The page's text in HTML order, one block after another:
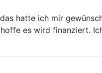
hatte ich mir
es wird finanziert.